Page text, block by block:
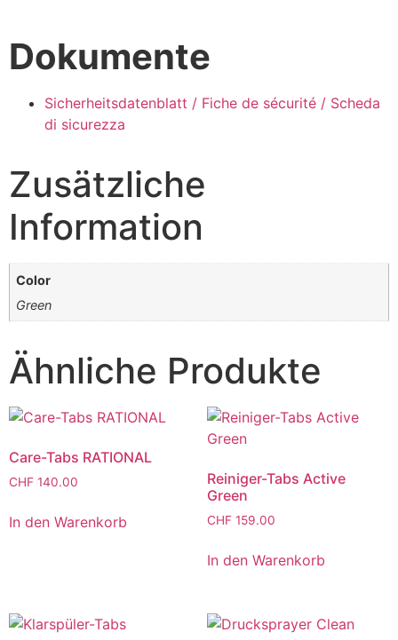
Dokumente
Sicherheitsdatenblatt / Fiche de sécurité / Scheda
di sicurezza
Zusätzliche
Information
Color
Green
Ähnliche Produkte
Care-Tabs RATIONAL
CHF 140.00
In den Warenkorb
Reiniger-Tabs Active
Green
CHF159.00
In den Warenkorb